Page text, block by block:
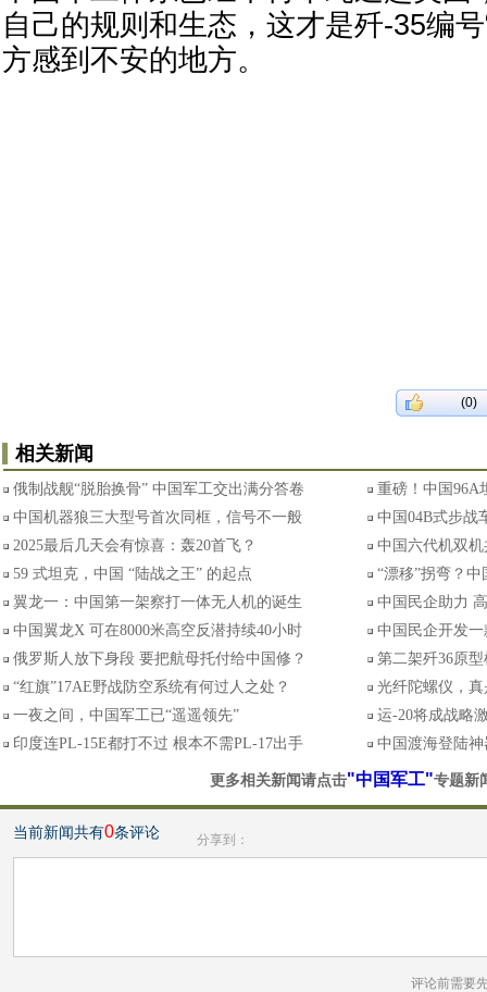
自己的规则和生态，这才是歼-35编
方感到不安的地方。
(0)
相关新闻
俄制战舰“脱胎换骨” 中国军工交出满分答卷
重磅！中国96A
中国机器狼三大型号首次同框，信号不一般
中国04B式步战
2025最后几天会有惊喜：轰20首飞？
中国六代机双
59 式坦克，中国 “陆战之王” 的起点
“漂移”拐弯？
翼龙一：中国第一架察打一体无人机的诞生
中国民企助力
中国翼龙X 可在8000米高空反潜持续40小时
中国民企开发
俄罗斯人放下身段 要把航母托付给中国修？
第二架歼36原
“红旗”17AE野战防空系统有何过人之处？
光纤陀螺仪，真
一夜之间，中国军工已“遥遥领先”
运-20将成战略
印度连PL-15E都打不过 根本不需PL-17出手
中国渡海登陆
更多相关新闻请点击"中国军工"专题新
当前新闻共有0条评论 分享到：
评论前需要